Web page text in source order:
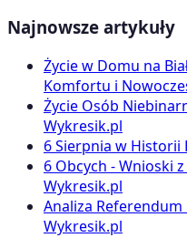
Najnowsze artykuły
Życie w Domu na
Komfortu i
Życie Osób
Wykresik.pl
6 Sierpnia w
6 Obcych - Wnioski
Wykresik.pl
Analiza Referendum
Wykresik.pl